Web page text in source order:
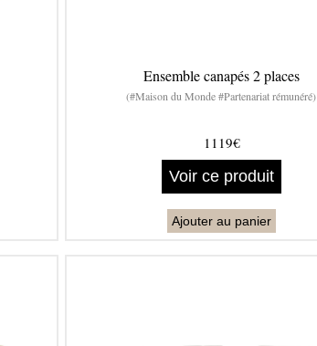
Ensemble canapés 2 places
(#Maison du Monde #Partenariat rémunéré)
1119€
Voir ce produit
Ajouter au panier